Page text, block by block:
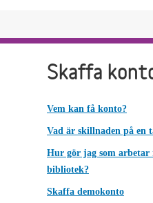
Skaffa
Vem kan få konto?
Vad är skillnaden på en
Hur gör jag som arbetar
bibliotek?
Skaffa demokonto